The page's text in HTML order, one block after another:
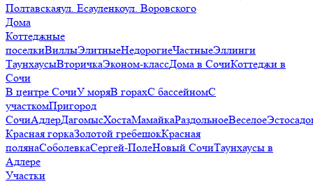
Полтавскаяул. Есауленкоул. Воровского
Дома
Коттеджные
поселкиВиллыЭлитныеНедорогиеЧастныеЭллинги
ТаунхаусыВторичкаЭконом-классДома в СочиКоттеджи в
Сочи
В центре СочиУ моряВ горахС бассейномС
участкомПригород
СочиАдлерДагомысХостаМамайкаРаздольноеВеселое
Красная горкаЗолотой гребешокКрасная
полянаСоболевкаСергей-ПолеНовый СочиТаунхаусы в
Адлере
Участки